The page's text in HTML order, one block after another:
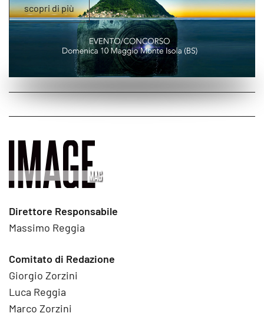
scopri di più
Direttore Responsabile
Massimo Reggia
Comitato di Redazione
Giorgio Zorzini
Luca Reggia
Marco Zorzini